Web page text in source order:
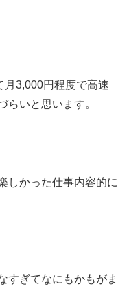
3,000円程度で高速
らいと思います。
しかった仕事内容的に
すぎてなにもかもがま